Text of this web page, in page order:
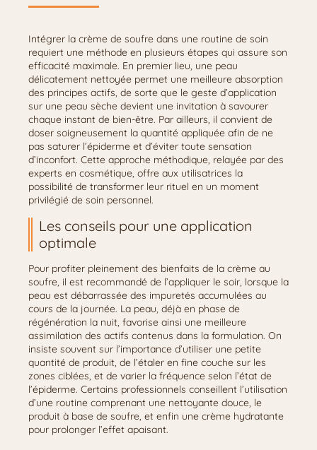
Intégrer la crème de soufre dans une routine de soin
requiert une méthode en plusieurs étapes qui assure son
efficacité maximale. En premier lieu, une peau
délicatement nettoyée permet une meilleure absorption
des principes actifs, de sorte que le geste d’application
sur une peau sèche devient une invitation à savourer
chaque instant de bien-être. Par ailleurs, il convient de
doser soigneusement la quantité appliquée afin de ne
pas saturer l’épiderme et d’éviter toute sensation
d’inconfort. Cette approche méthodique, relayée par des
experts en cosmétique, offre aux utilisatrices la
possibilité de transformer leur rituel en un moment
privilégié de soin personnel.
Les conseils pour une application
optimale
Pour profiter pleinement des bienfaits de la crème au
soufre, il est recommandé de l’appliquer le soir, lorsque la
peau est débarrassée des impuretés accumulées au
cours de la journée. La peau, déjà en phase de
régénération la nuit, favorise ainsi une meilleure
assimilation des actifs contenus dans la formulation. On
insiste souvent sur l’importance d’utiliser une petite
quantité de produit, de l’étaler en fine couche sur les
zones ciblées, et de varier la fréquence selon l’état de
l’épiderme. Certains professionnels conseillent l’utilisation
d’une routine comprenant une nettoyante douce, le
produit à base de soufre, et enfin une crème hydratante
pour prolonger l’effet apaisant.